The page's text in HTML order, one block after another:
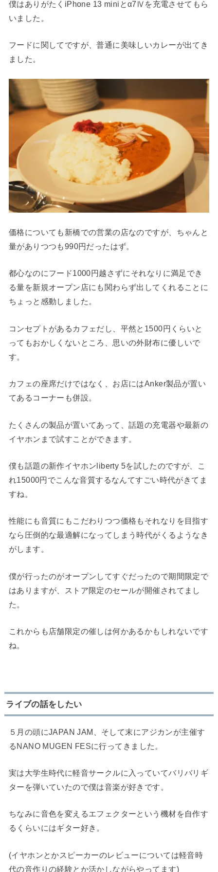
僕はありがたくiPhone 13 miniとα7Ⅳを充電させてもら
いました。
フードに関してですが、普通に美味しいカレーが出てき
ました。
価格についても新橋での営業の店なのですが、ちゃんと
量がありつつも990円だったはず。
都心なのにフード1000円越さずにそれなりに満足でき
る量を新規オープン店にも関わらず出してくれることに
ちょっと感動しました。
コンセプトがあるカフェだし、平然と1500円くらいと
ってもおかしくないところ、思いの外財布に優しいで
す。
カフェの座席だけではなく、お店にはAnker製品が置い
てあるコーナーも併設。
たくさんの製品が置いてあって、話題の充電器や最新の
イヤホンまで試すことができます。
僕も話題の新作イヤホンliberty 5を試したのですが、こ
れ15000円でこんな音質するなんてすごい時代がきてま
すね。
性能にも音質にもこだわりつつ価格もそれなりを目指す
なら圧倒的な最適解になってしまう時代がくるようなき
がします。
僕が行ったのがオープンしてすぐだったので期間限定で
はありますが、ストア限定のセールが開催されてまし
た。
これからも店舗限定の催しは何かあるかもしれないです
ね。
ライブの話をしたい
５月の頭にJAPAN JAM、そして末にアジカンが主催す
るNANO MUGEN FESに行ってきました。
実は大学生時代に軽音サークルに入っていてバリバリギ
ターを弾いていたので僕は音楽が好きです。
ちなみに音色を変えるエフェクターという機材を自作す
るくらいにはギター好き。
(イヤホンとかスピーカーのレビューについては軽音時
代の音作りの経験とか活かしながらやってます)